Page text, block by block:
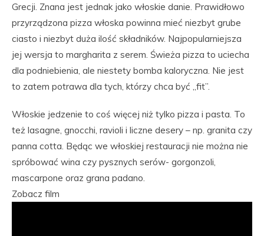
Grecji. Znana jest jednak jako włoskie danie. Prawidłowo
przyrządzona pizza włoska powinna mieć niezbyt grube
ciasto i niezbyt duża ilość składników. Najpopularniejsza
jej wersja to margharita z serem. Świeża pizza to uciecha
dla podniebienia, ale niestety bomba kaloryczna. Nie jest
to zatem potrawa dla tych, którzy chca być „fit”.
Włoskie jedzenie to coś więcej niż tylko pizza i pasta. To
też lasagne, gnocchi, ravioli i liczne desery – np. granita czy
panna cotta. Będąc we włoskiej restauracji nie można nie
spróbować wina czy pysznych serów- gorgonzoli,
mascarpone oraz grana padano.
Zobacz film